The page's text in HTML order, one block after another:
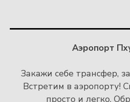
Аэропорт
Закажи себе трансфер,
Встретим в аэропорту!
просто и легко.